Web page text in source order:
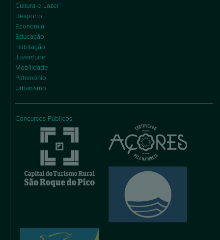
Cultura e Lazer
Desporto
Economia
Educação
Habitação
Juventude
Mobilidade
Património
Urbanismo
Concursos Públicos